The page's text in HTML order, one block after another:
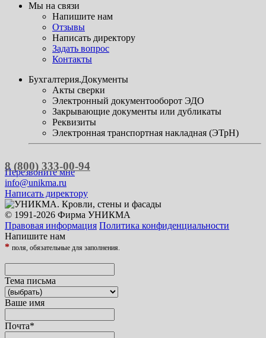
Мы на связи
Напишите нам
Отзывы
Написать директору
Задать вопрос
Контакты
Бухгалтерия.Документы
Акты сверки
Электронный документооборот ЭДО
Закрывающие документы или дубликаты
Реквизиты
Электронная транспортная накладная (ЭТрН)
8 (800) 333-00-94
Перезвоните мне
info@unikma.ru
Написать директору
© 1991-2026 Фирма УНИКМА
Правовая информация Политика конфиденциальности
Напишите нам
* поля, обязательные для заполнения.
Тема письма
Ваше имя
Почта*